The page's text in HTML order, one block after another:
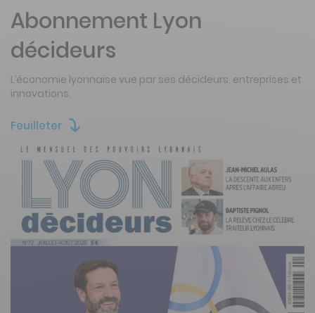
Feuilleter
Abonnement Lyon
décideurs
L’économie lyonnaise vue par ses décideurs, entreprises et
innovations.